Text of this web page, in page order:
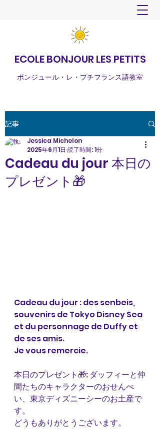
ECOLE BONJOUR LES PETITS
ボンジュール・レ・プチフランス語教室
記事
Cadeau du jour 本日の
プレゼント🎁
Jessica Michelon
2025年6月1日 読了時間: 1分
Cadeau du jour : des senbeis,
souvenirs de Tokyo Disney Sea
et du personnage de Duffy et
de ses amis.
Je vous remercie.
本日のプレゼント🎁: ダッフィーと仲
間たちのキャラクターのおせんべ
い、東京ディズニーシーのお土産で
す。
どうもありがとうございます。